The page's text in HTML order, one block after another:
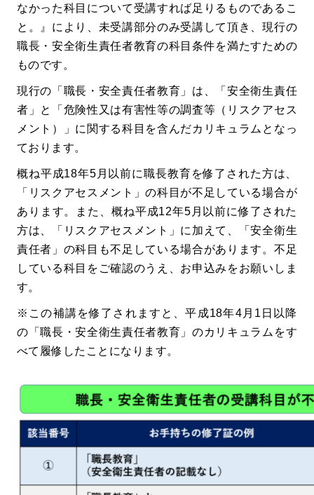
なかった科目について受講すれば足りるものであるこ
と。』により、未受講部分のみ受講して頂き、現行の
職長・安全衛生責任者教育の科目条件を満たすための
ものです。
現行の「職長・安全責任者教育」は、「安全衛生責任
者」と「危険性又は有害性等の調査等（リスクアセス
メント）」に関する科目を含んだカリキュラムとなっ
ております。
概ね平成18年5月以前に職長教育を修了された方は、
「リスクアセスメント」の科目が不足している場合が
あります。また、概ね平成12年5月以前に修了された
方は、「リスクアセスメント」に加えて、「安全衛生
責任者」の科目も不足している場合があります。不足
している科目をご確認のうえ、お申込みをお願いしま
す。
※この補講を修了されますと、平成18年4月1日以降
の「職長・安全衛生責任者教育」のカリキュラムをす
べて履修したことになります。